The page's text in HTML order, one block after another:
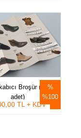
%100
Broşür (500
adet)
TL + KDV